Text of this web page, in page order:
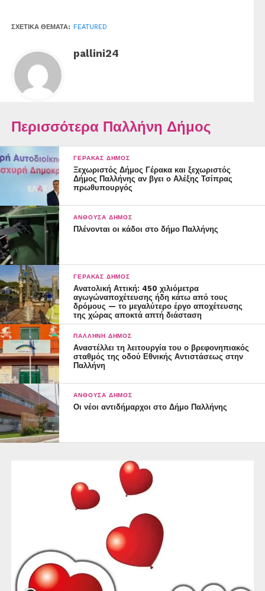
ΣΧΕΤΙΚΆ ΘΈΜΑΤΑ: FEATURED
pallini24
Περισσότερα Παλλήνη Δήμος
ΓΈΡΑΚΑΣ ΔΉΜΟΣ
Ξεχωριστός Δήμος Γέρακα και ξεχωριστός
Δήμος Παλλήνης αν βγει ο Αλέξης Τσίπρας
πρωθυπουργός
ΑΝΘΟΎΣΑ ΔΉΜΟΣ
Πλένονται οι κάδοι στο δήμο Παλλήνης
ΓΈΡΑΚΑΣ ΔΉΜΟΣ
Ανατολική Αττική: 450 χιλιόμετρα
αγωγώναποχέτευσης ήδη κάτω από τους
δρόμους — το μεγαλύτερο έργο αποχέτευσης
της χώρας αποκτά απτή διάσταση
ΠΑΛΛΉΝΗ ΔΉΜΟΣ
Αναστέλλει τη λειτουργία του ο βρεφονηπιακός
σταθμός της οδού Εθνικής Αντιστάσεως στην
Παλλήνη
ΑΝΘΟΎΣΑ ΔΉΜΟΣ
Οι νέοι αντιδήμαρχοι στο Δήμο Παλλήνης